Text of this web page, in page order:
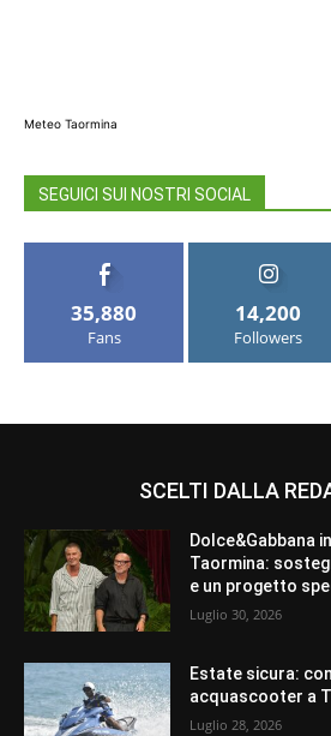
Meteo Taormina
SEGUICI SUI NOSTRI SOCIAL
35,880
Fans
14,200
Followers
SCELTI DALLA
Dolce&Gabbana
Taormina:
e un progetto
Luglio 30, 2026
Estate sicura:
acquascooter a
Luglio 28, 2026